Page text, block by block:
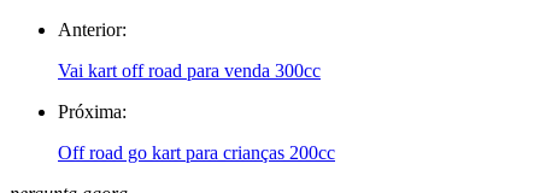
Anterior:
Vai kart off road para venda 300cc
Próxima:
Off road go kart para crianças 200cc